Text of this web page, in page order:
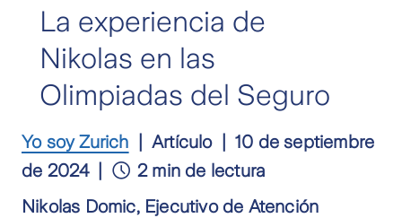
La experiencia de
Nikolas en las
Olimpiadas del Seguro
Yo soy Zurich Artículo
10 de septiembre
de 2024
2 min de lectura
Nikolas Domic, Ejecutivo de Atención